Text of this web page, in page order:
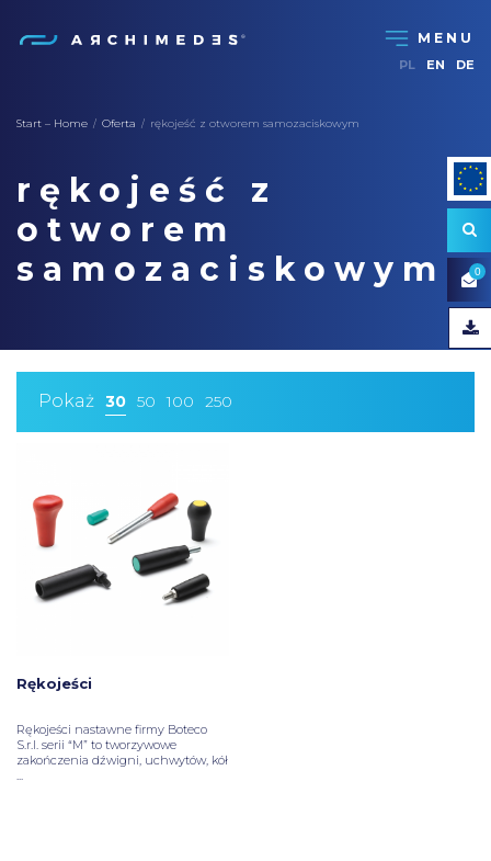
0
PL EN DE
Start – Home / Oferta / rękojeść z otworem samozaciskowym
rękojeść z
otworem
samozaciskowym
Pokaż 30 50 100 250
Rękojeści
Rękojeści nastawne firmy Boteco
S.r.l. serii “M” to tworzywowe
zakończenia dźwigni, uchwytów, kół
...